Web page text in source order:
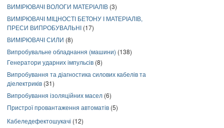
ВИМІРЮВАЧІ ВОЛОГИ МАТЕРІАЛІВ (3)
ВИМІРЮВАЧІ МІЦНОСТІ БЕТОНУ І МАТЕРІАЛІВ,
ПРЕСИ ВИПРОБУВАЛЬНІ (17)
ВИМІРЮВАЧІ СИЛИ (8)
Випробувальне обладнання (машини) (138)
Генератори ударних імпульсів (8)
Випробування та діагностика силових кабелів та
діелектриків (31)
Випробування ізоляційних масел (6)
Пристрої провантаження автоматів (5)
Кабеледефектошукачі (12)